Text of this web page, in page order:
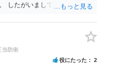
したがいまして、いずれも良
当防衛
役にたった 2